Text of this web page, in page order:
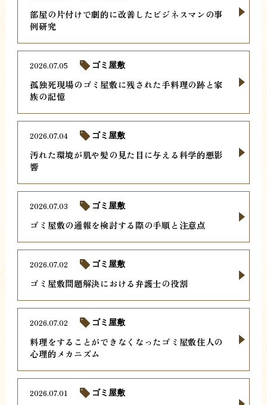
部屋の片付けで劇的に改善したビジネスマンの事
例研究
孤独死現場のゴミ屋敷に残された手料理の跡と家
族の記憶
2026.07.05 ゴミ屋敷
汚れた環境が肌や髪の見た目に与える科学的悪影
響
2026.07.04 ゴミ屋敷
ゴミ屋敷の通報を検討する際の手順と注意点
2026.07.03 ゴミ屋敷
ゴミ屋敷問題解決における弁護士の役割
2026.07.02 ゴミ屋敷
料理をすることができなくなったゴミ屋敷住人の
心理的メカニズム
2026.07.02 ゴミ屋敷
2026.07.01 ゴミ屋敷